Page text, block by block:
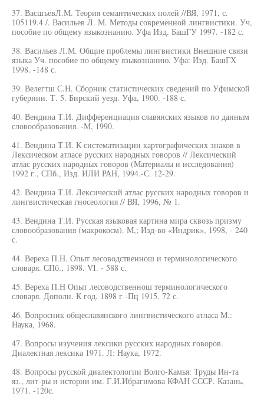
37. ВасшъевЛ.М. Теория семантических полей //ВЯ, 1971, с.
105119.4 /. Васильев Л. М. Методы современной лингвистики. Уч,
пособие по общему языкознанию. Уфа Изд. БашГУ 1997. -182 с.
38. Васильев Л.М. Общие проблемы лингвистики Внешние связи
языка Уч. пособие по общему языкознанию. Уфа: Изд. БашГХ
1998. -148 с.
39. Велегтш С.Н. Сборник статистических сведений по Уфимской
губернии. Т. 5. Бирский уезд. Уфа, 1900. -188 с.
40. Вендина Т.И. Дифференциация славянских языков по данным
словообразования. -М, 1990.
41. Вендина Т.И. К систематизации картографических знаков в
Лексическом атласе русских народных говоров // Лексический
атлас русских народных говоров (Материалы и исследования)
1992 г., СПб., Изд. ИЛИ РАН, 1994.-С. 12-29.
42. Вендина Т.И. Лексический атлас русских народных говоров и
лингвистическая гносеология // ВЯ, 1996, № 1.
43. Вендина Т.И. Русская языковая картина мира сквозь призму
словообразования (макрокосм). М,; Изд-во «Индрик», 1998, - 240
с.
44. Вереха П.Н. Опыт лесоводственнош и терминологического
словаря. СПб., 1898. VI. - 588 с.
45. Вереха П.Н Опыт лесоводственнош терминологического
словаря. Дополн. К год. 1898 г -Пц 1915. 72 с.
46. Вопросник общеславянского лингвистического атласа М.:
Наука, 1968.
47. Вопросы изучения лексики русских народных говоров.
Диалектная лексика 1971. Л: Наука, 1972.
48. Вопросы русской диалектологии Волго-Камья: Труды Ин-та
яз., лит-ры и истории им. Г.И.Ибрагимова КФАН СССР. Казань,
1971. -120с.